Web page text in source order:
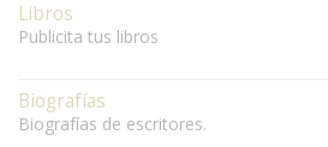
Libros
Publicita tus libros
Biografías
Biografías de escritores.